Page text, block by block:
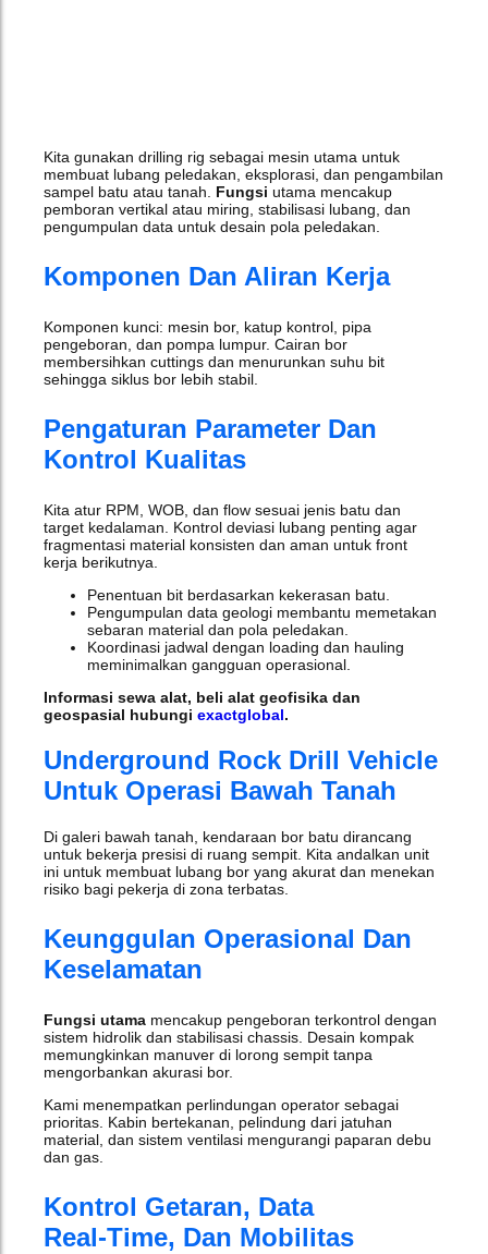
Kita gunakan drilling rig sebagai mesin utama untuk
membuat lubang peledakan, eksplorasi, dan pengambilan
sampel batu atau tanah. Fungsi utama mencakup
pemboran vertikal atau miring, stabilisasi lubang, dan
pengumpulan data untuk desain pola peledakan.
Komponen Dan Aliran Kerja
Komponen kunci: mesin bor, katup kontrol, pipa
pengeboran, dan pompa lumpur. Cairan bor
membersihkan cuttings dan menurunkan suhu bit
sehingga siklus bor lebih stabil.
Pengaturan Parameter Dan
Kontrol Kualitas
Kita atur RPM, WOB, dan flow sesuai jenis batu dan
target kedalaman. Kontrol deviasi lubang penting agar
fragmentasi material konsisten dan aman untuk front
kerja berikutnya.
Penentuan bit berdasarkan kekerasan batu.
Pengumpulan data geologi membantu memetakan
sebaran material dan pola peledakan.
Koordinasi jadwal dengan loading dan hauling
meminimalkan gangguan operasional.
Informasi sewa alat, beli alat geofisika dan
geospasial hubungi exactglobal.
Underground Rock Drill Vehicle
Untuk Operasi Bawah Tanah
Di galeri bawah tanah, kendaraan bor batu dirancang
untuk bekerja presisi di ruang sempit. Kita andalkan unit
ini untuk membuat lubang bor yang akurat dan menekan
risiko bagi pekerja di zona terbatas.
Keunggulan Operasional Dan
Keselamatan
Fungsi utamamencakup pengeboran terkontrol dengan
sistem hidrolik dan stabilisasi chassis. Desain kompak
memungkinkan manuver di lorong sempit tanpa
mengorbankan akurasi bor.
Kami menempatkan perlindungan operator sebagai
prioritas. Kabin bertekanan, pelindung dari jatuhan
material, dan sistem ventilasi mengurangi paparan debu
dan gas.
Kontrol Getaran, Data
Real‑time, Dan Mobilitas